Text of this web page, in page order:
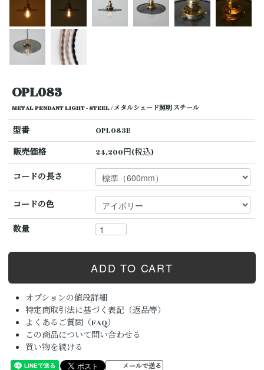
OPL083
METAL PENDANT LIGHT - STEEL / メタルシェード照明 スチール
型番
OPL083E
販売価格
24,200円(税込)
コードの長さ
コードの色
数量
オプションの値段詳細
特定商取引法に基づく表記（返品等）
よくあるご質問（FAQ）
この商品について問い合わせる
買い物を続ける
メールで送る